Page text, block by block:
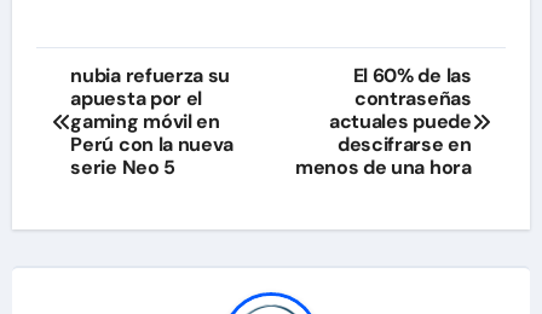
Navegación
de
entradas
nubia refuerza su
apuesta por el
gaming móvil en
Perú con la nueva
serie Neo 5
El 60% de las
contraseñas
actuales puede
descifrarse en
menos de una hora